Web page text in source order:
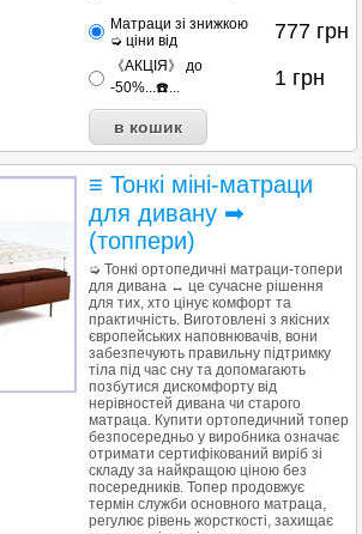
Матраци зі знижкою
➭ ціни від
777 грн
《АКЦІЯ》 до
-50%...☎️...
1 грн
≡ Тонкі міні-матраци
для дивану ➡
(топпери)
➭ Тонкі ортопедичні матраци-топери
для дивана ↔ це сучасне рішення
для тих, хто цінує комфорт та
практичність. Виготовлені з якісних
європейських наповнювачів, вони
забезпечують правильну підтримку
тіла під час сну та допомагають
позбутися дискомфорту від
нерівностей дивана чи старого
матраца. Купити ортопедичний топер
безпосередньо у виробника означає
отримати сертифікований виріб зі
складу за найкращою ціною без
посередників. Топер продовжує
термін служби основного матраца,
регулює рівень жорсткості, захищає